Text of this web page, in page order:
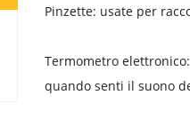
Pinzette: usate per
Termometro
quando senti il ​​suono